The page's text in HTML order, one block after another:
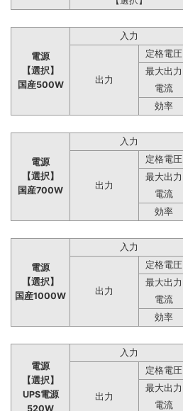
電源
【選択】
国産500W
入力
出力
定格電圧
最大出力
電流
効率
電源
【選択】
国産700W
入力
出力
定格電圧
最大出力
電流
効率
電源
【選択】
国産1000W
入力
出力
定格電圧
最大出力
電流
効率
電源
【選択】
UPS電源
520W
入力
出力
定格電圧
最大出力
電流